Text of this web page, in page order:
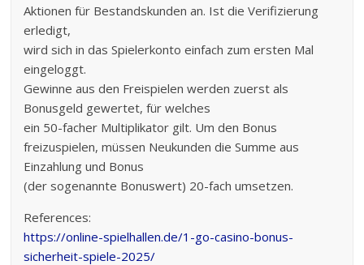
Aktionen für Bestandskunden an. Ist die Verifizierung
erledigt,
wird sich in das Spielerkonto einfach zum ersten Mal
eingeloggt.
Gewinne aus den Freispielen werden zuerst als
Bonusgeld gewertet, für welches
ein 50-facher Multiplikator gilt. Um den Bonus
freizuspielen, müssen Neukunden die Summe aus
Einzahlung und Bonus
(der sogenannte Bonuswert) 20-fach umsetzen.
References:
https://online-spielhallen.de/1-go-casino-bonus-
sicherheit-spiele-2025/